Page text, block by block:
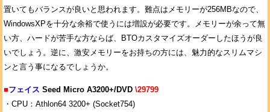
置いてもバランスが良いと思われます。難点はメモリーが256MBなので、
WindowsXPを十分な余裕で使うには増設が必要です。メモリーが余って無
い方、ハードが苦手な方ならば、BTOカスタマイズオーダーしたほうが良
いでしょう。逆に、激安メモリーをお持ちの方には、魅力的なスリムマシ
ンと言う事になるでしょうか。
■フェイス Seed Micro A3200+/DVD \29799
・CPU：Athlon64 3200+ (Socket754)